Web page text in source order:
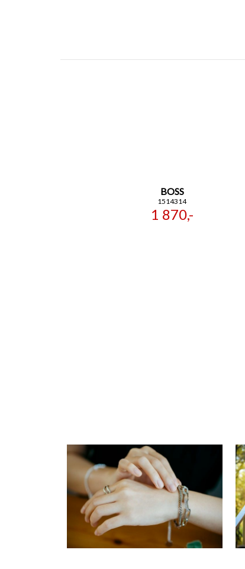
BOSS
1514314
1 870,-